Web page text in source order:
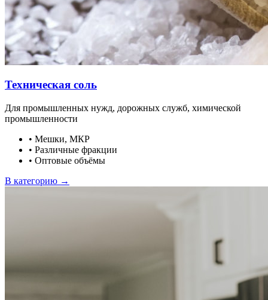
Техническая соль
Для промышленных нужд, дорожных служб, химической
промышленности
• Мешки, МКР
• Различные фракции
• Оптовые объёмы
В категорию →